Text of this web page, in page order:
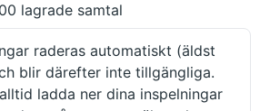
lagrade samtal
raderas automatiskt (äldst
blir därefter inte tillgängliga.
ladda ner dina inspelningar